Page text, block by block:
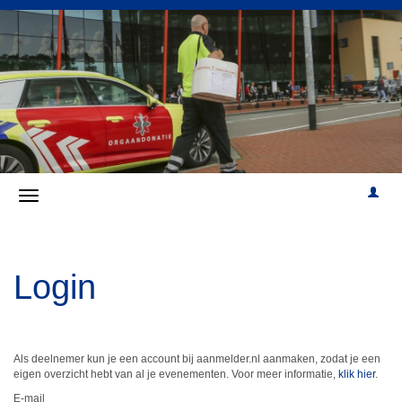
Login
Als deelnemer kun je een account bij aanmelder.nl aanmaken, zodat je een
eigen overzicht hebt van al je evenementen. Voor meer informatie, klik hier.
E-mail